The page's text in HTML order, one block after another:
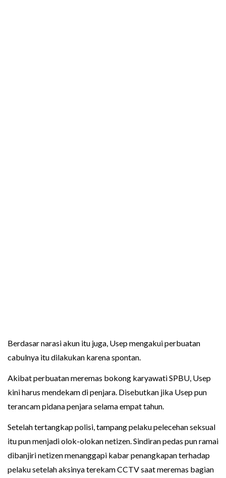
Berdasar narasi akun itu juga, Usep mengakui perbuatan
cabulnya itu dilakukan karena spontan.
Akibat perbuatan meremas bokong karyawati SPBU, Usep
kini harus mendekam di penjara. Disebutkan jika Usep pun
terancam pidana penjara selama empat tahun.
Setelah tertangkap polisi, tampang pelaku pelecehan seksual
itu pun menjadi olok-olokan netizen. Sindiran pedas pun ramai
dibanjiri netizen menanggapi kabar penangkapan terhadap
pelaku setelah aksinya terekam CCTV saat meremas bagian